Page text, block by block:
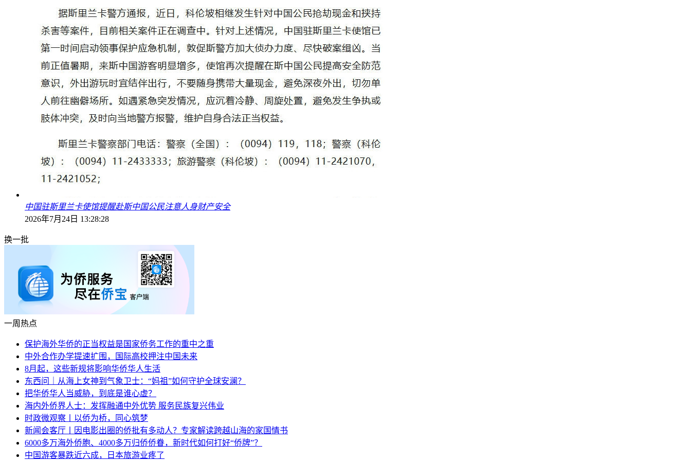
中国驻斯里兰卡使馆提醒赴斯中国公民注意人身财产安全
2026年7月24日 13:28:28
换一批
一周热点
保护海外华侨的正当权益是国家侨务工作的重中之重
中外合作办学提速扩围，国际高校押注中国未来
8月起，这些新规将影响华侨华人生活
东西问｜从海上女神到气象卫士：“妈祖”如何守护全球安澜？
把华侨华人当威胁，到底是谁心虚？
海内外侨界人士：发挥融通中外优势 服务民族复兴伟业
时政微观察丨以侨为桥，同心筑梦
新闻会客厅丨因电影出圈的侨批有多动人？专家解读跨越山海的家国情书
6000多万海外侨胞、4000多万归侨侨眷，新时代如何打好“侨牌”？
中国游客暴跌近六成，日本旅游业疼了